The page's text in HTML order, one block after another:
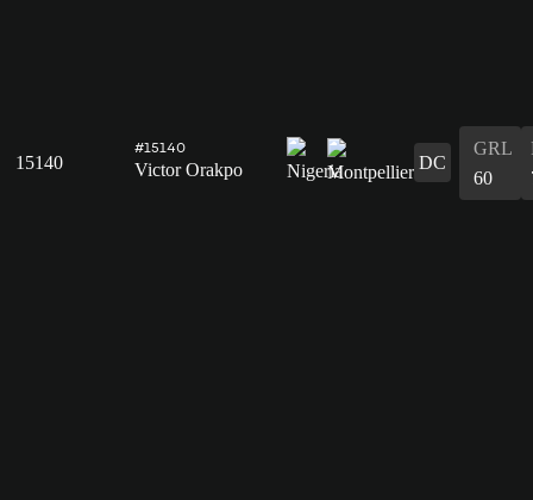
15140
#15140
Victor Orakpo DC
GRL
60